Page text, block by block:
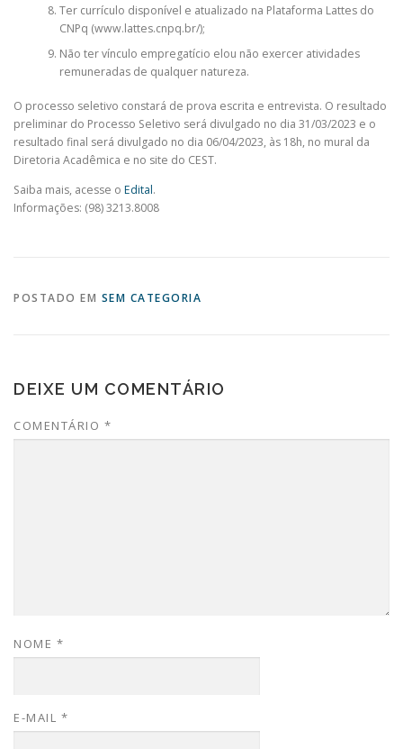
Ter currículo disponível e atualizado na Plataforma Lattes do
CNPq (www.lattes.cnpq.br/);
Não ter vínculo empregatício elou não exercer atividades
remuneradas de qualquer natureza.
O processo seletivo constará de prova escrita e entrevista. O resultado
preliminar do Processo Seletivo será divulgado no dia 31/03/2023 e o
resultado final será divulgado no dia 06/04/2023, às 18h, no mural da
Diretoria Acadêmica e no site do CEST.
Saiba mais, acesse o Edital.
Informações: (98) 3213.8008
POSTADO EM SEM CATEGORIA
DEIXE UM COMENTÁRIO
COMENTÁRIO *
NOME *
E-MAIL *